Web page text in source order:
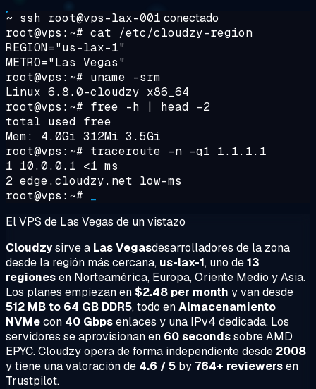
~ ssh root@vps-lax-001 conectado
root@vps:~# cat /etc/cloudzy-region
REGION="us-lax-1"
METRO="Las Vegas"
root@vps:~# uname -srm
Linux 6.8.0-cloudzy x86_64
root@vps:~# free -h | head -2
total used free
Mem: 4.0Gi 312Mi 3.5Gi
root@vps:~# traceroute -n -q1 1.1.1.1
1 10.0.0.1 <1 ms
2 edge.cloudzy.net low-ms
root@vps:~#
El VPS de Las Vegas de un vistazo
Cloudzysirve a Las Vegasdesarrolladores de la zona
desde la región más cercana, us-lax-1, uno de13
regionesen Norteamérica, Europa, Oriente Medio y Asia.
Los planes empiezan en $2.48 per month y van desde
512 MB to 64 GB DDR5, todo enAlmacenamiento
NVMecon 40 Gbpsenlaces y una IPv4 dedicada. Los
servidores se aprovisionan en 60 secondssobre AMD
EPYC. Cloudzy opera de forma independiente desde 2008
y tiene una valoración de 4.6 / 5 by 764+ reviewersen
Trustpilot.